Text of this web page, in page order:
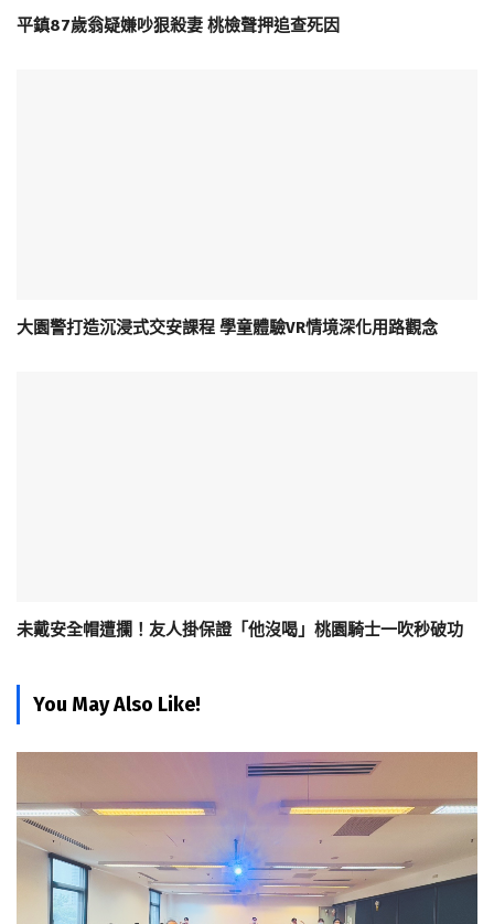
平鎮87歲翁疑嫌吵狠殺妻 桃檢聲押追查死因
大園警打造沉浸式交安課程 學童體驗VR情境深化用路觀念
未戴安全帽遭攔！友人掛保證「他沒喝」桃園騎士一吹秒破功
You May Also Like!